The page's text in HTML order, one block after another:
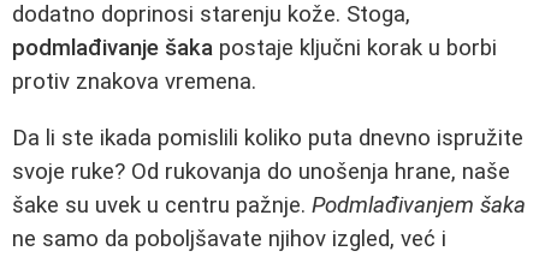
dodatno doprinosi starenju kože. Stoga,
podmlađivanje šaka postaje ključni korak u borbi
protiv znakova vremena.
Da li ste ikada pomislili koliko puta dnevno ispružite
svoje ruke? Od rukovanja do unošenja hrane, naše
šake su uvek u centru pažnje. Podmlađivanjem šaka
ne samo da poboljšavate njihov izgled, već i